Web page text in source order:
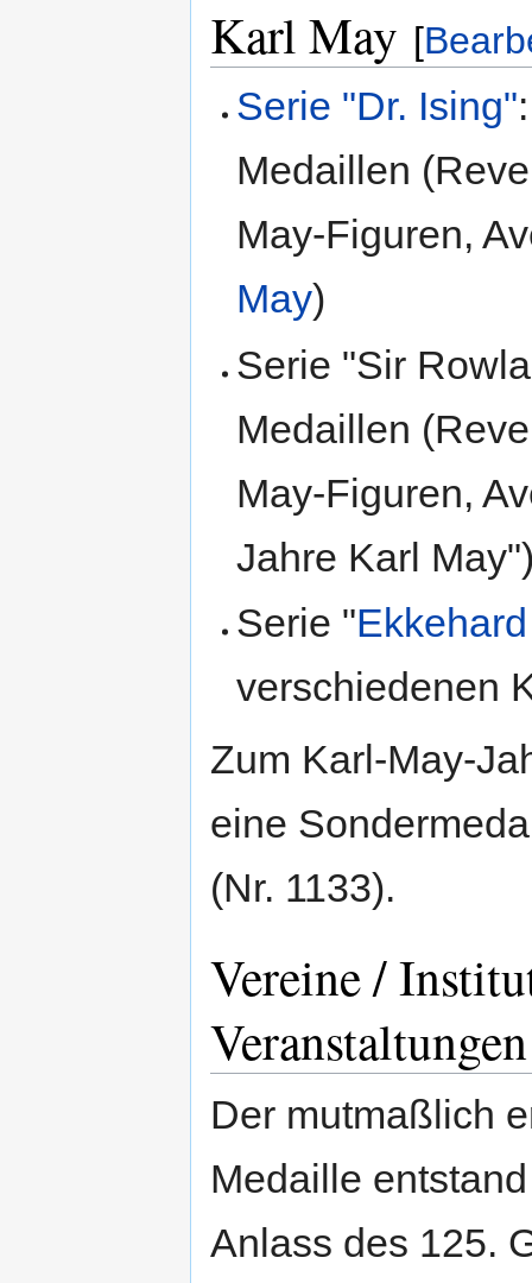
Karl May [
Serie "Dr. Ising"
Medaillen
May-Figuren,
May)
Serie "Sir
Medaillen
May-Figuren,
Jahre Karl
Serie "
verschiedenen
Zum Karl-May-
eine
(Nr. 1133).
Vereine /
Veranstaltungen
Der mutmaßlich
Medaille
Anlass des 125.